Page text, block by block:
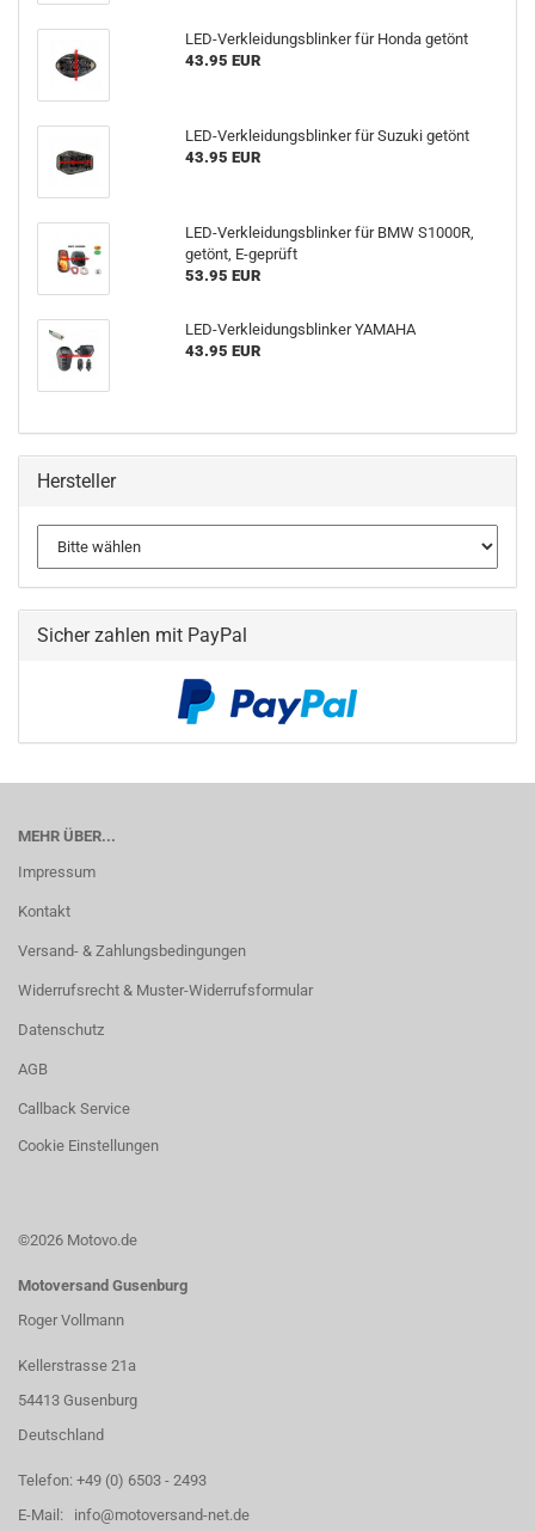
LED-Verkleidungsblinker für Honda getönt
43.95 EUR
LED-Verkleidungsblinker für Suzuki getönt
43.95 EUR
LED-Verkleidungsblinker für BMW S1000R,
getönt, E-geprüft
53.95 EUR
LED-Verkleidungsblinker YAMAHA
43.95 EUR
Hersteller
Sicher zahlen mit PayPal
MEHR ÜBER...
Impressum
Kontakt
Versand- & Zahlungsbedingungen
Widerrufsrecht & Muster-Widerrufsformular
Datenschutz
AGB
Callback Service
Cookie Einstellungen
©2026 Motovo.de
Motoversand Gusenburg
Roger Vollmann
Kellerstrasse 21a
54413 Gusenburg
Deutschland
Telefon: +49 (0) 6503 - 2493
E-Mail: info@motoversand-net.de